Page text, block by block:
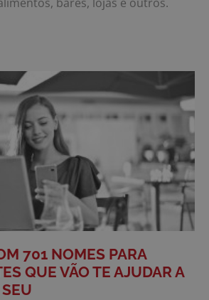
bares, lojas e outros.
701 NOMES PARA
QUE VÃO TE AJUDAR A